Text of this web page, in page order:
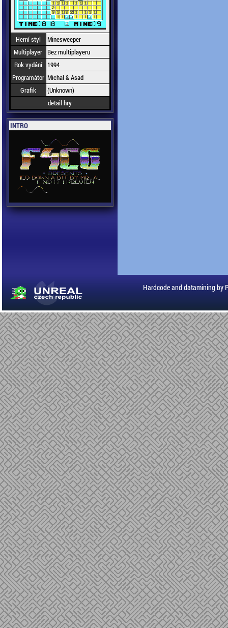
Herní styl
Minesweeper
Multiplayer Bez multiplayeru
Rok vydání
1994
Programátor Michal & Asad
Grafik
(Unknown)
detail hry
INTRO
Hardcode and datamining by